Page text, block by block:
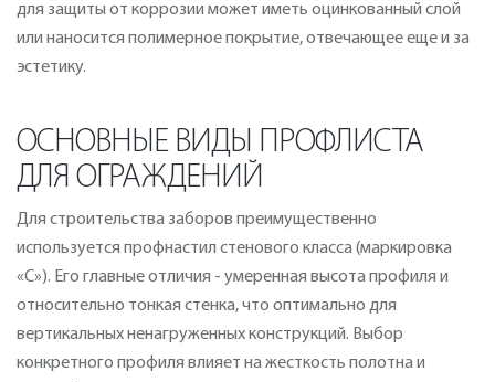
для защиты от коррозии может иметь оцинкованный слой
или наносится полимерное покрытие, отвечающее еще и за
эстетику.
ОСНОВНЫЕ ВИДЫ ПРОФЛИСТА
ДЛЯ ОГРАЖДЕНИЙ
Для строительства заборов преимущественно
используется профнастил стенового класса (маркировка
«С»). Его главные отличия - умеренная высота профиля и
относительно тонкая стенка, что оптимально для
вертикальных ненагруженных конструкций. Выбор
конкретного профиля влияет на жесткость полотна и